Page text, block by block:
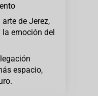
arte de Jerez,
la emoción del
espacio,